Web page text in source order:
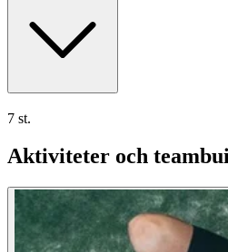
7 st.
Aktiviteter och